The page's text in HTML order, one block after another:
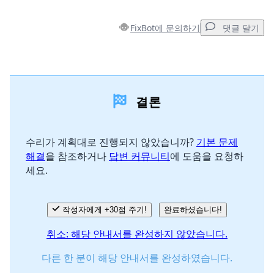
FixBot에 문의하기 댓글 달기
취소 댓글 달기
결론
수리가 계획대로 진행되지 않았습니까? 기본 문제
해결을 참조하거나 답변 커뮤니티에 도움을 요청하
세요.
작성자에게 +30점 주기! 완료하셨습니다!
취소: 해당 안내서를 완성하지 않았습니다.
다른 한 분이 해당 안내서를 완성하였습니다.